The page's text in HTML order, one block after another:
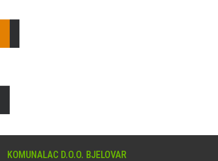
KOMUNALAC D.O.O. BJELOVAR